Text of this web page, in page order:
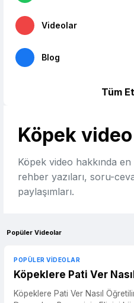
Videolar
Blog
Tüm
Köpek video
Köpek video hakkında
rehber yazıları, soru-
paylaşımları.
Popüler Videolar
POPÜLER VIDEOLAR
Köpeklere Pati Ver
Köpeklere Pati Ver Nasıl